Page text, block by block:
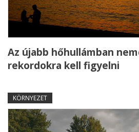
Az újabb hőhullámban
rekordokra kell figyelni
KÖRNYEZET